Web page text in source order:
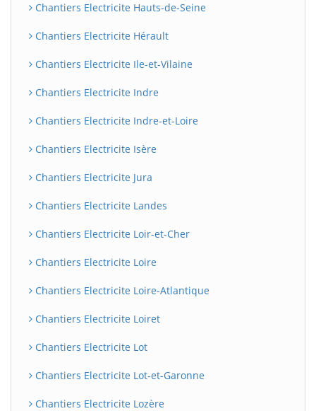
Chantiers Electricite Hauts-de-Seine
Chantiers Electricite Hérault
Chantiers Electricite Ile-et-Vilaine
Chantiers Electricite Indre
Chantiers Electricite Indre-et-Loire
Chantiers Electricite Isère
Chantiers Electricite Jura
Chantiers Electricite Landes
Chantiers Electricite Loir-et-Cher
Chantiers Electricite Loire
Chantiers Electricite Loire-Atlantique
Chantiers Electricite Loiret
Chantiers Electricite Lot
Chantiers Electricite Lot-et-Garonne
Chantiers Electricite Lozère